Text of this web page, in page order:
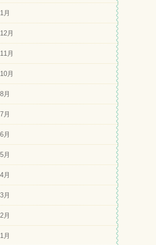
月
月
月
月
月
月
月
月
月
月
月
月